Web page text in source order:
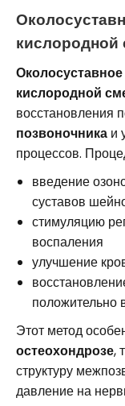
кислородной
восстановления
позвоночника и
процессов.
введение
суставов
стимуляцию
воспаления
улучшение
положительно
Этот метод
остеохондрозе,
структуру
давление на